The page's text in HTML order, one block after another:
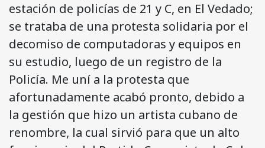
estación de policías de 21 y C, en El Vedado;
se trataba de una protesta solidaria por el
decomiso de computadoras y equipos en
su estudio, luego de un registro de la
Policía. Me uní a la protesta que
afortunadamente acabó pronto, debido a
la gestión que hizo un artista cubano de
renombre, la cual sirvió para que un alto